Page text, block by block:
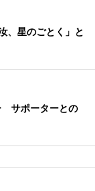
、星のごとく」と
サポーターとの